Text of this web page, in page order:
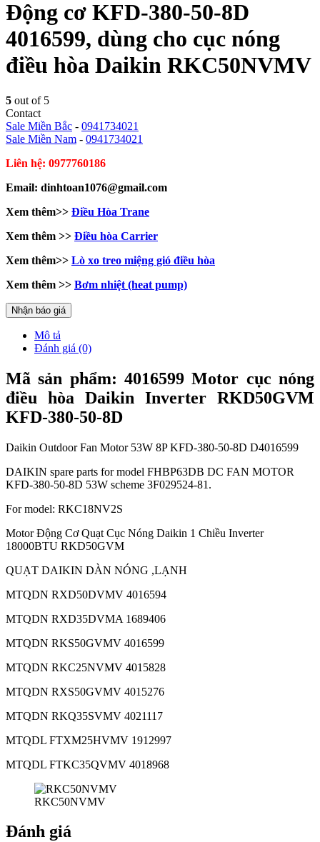
Động cơ KFD-380-50-8D
4016599, dùng cho cục nóng
điều hòa Daikin RKC50NVMV
5 out of 5
Contact
Sale Miền Bắc - 0941734021
Sale Miền Nam - 0941734021
Liên hệ: 0977760186
Email: dinhtoan1076@gmail.com
Xem thêm>> Điều Hòa Trane
Xem thêm >> Điều hòa Carrier
Xem thêm>> Lò xo treo miệng gió điều hòa
Xem thêm >> Bơm nhiệt (heat pump)
Nhận báo giá
Mô tả
Đánh giá (0)
Mã sản phẩm: 4016599Motor cục nóng
điều hòa Daikin Inverter RKD50GVM
KFD-380-50-8D
Daikin Outdoor Fan Motor 53W 8P KFD-380-50-8D D4016599
DAIKIN spare parts for model FHBP63DB DC FAN MOTOR
KFD-380-50-8D 53W scheme 3F029524-81.
For model: RKC18NV2S
Motor Động Cơ Quạt Cục Nóng Daikin 1 Chiều Inverter
18000BTU RKD50GVM
QUẠT DAIKIN DÀN NÓNG ,LẠNH
MTQDN RXD50DVMV 4016594
MTQDN RXD35DVMA 1689406
MTQDN RKS50GVMV 4016599
MTQDN RKC25NVMV 4015828
MTQDN RXS50GVMV 4015276
MTQDN RKQ35SVMV 4021117
MTQDL FTXM25HVMV 1912997
MTQDL FTKC35QVMV 4018968
RKC50NVMV
Đánh giá